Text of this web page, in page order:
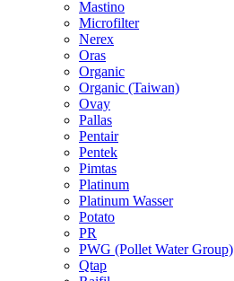
Mastino
Microfilter
Nerex
Oras
Organic
Organic (Taiwan)
Ovay
Pallas
Pentair
Pentek
Pimtas
Platinum
Platinum Wasser
Potato
PR
PWG (Pollet Water Group)
Qtap